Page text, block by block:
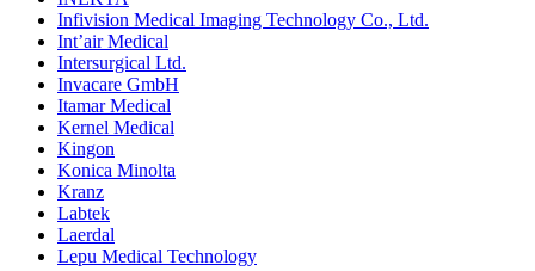
Infivision Medical Imaging Technology Co., Ltd.
Int’air Medical
Intersurgical Ltd.
Invacare GmbH
Itamar Medical
Kernel Medical
Kingon
Konica Minolta
Kranz
Labtek
Laerdal
Lepu Medical Technology